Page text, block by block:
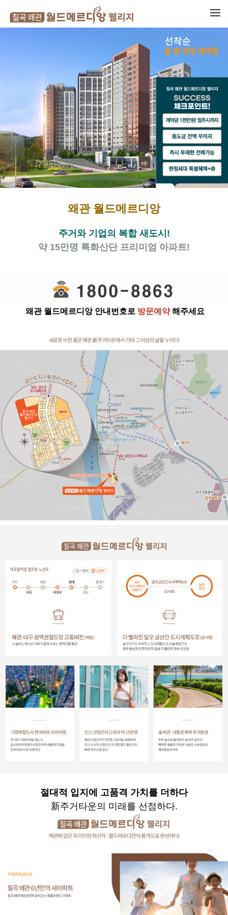
메뉴 건너뛰기
왜관 월드메르디앙
주거와 기업의 복합 새도시!
약 15만명 특화산단 프리미엄 아파트!
왜관 월드메르디앙 안내번호로 방문예약해주세요
절대적 입지에 고품격 가치를 더하다
新주거타운의 미래를 선점하다.